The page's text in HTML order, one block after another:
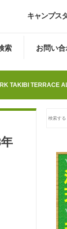
キャンプス
索 お問い
TAKIBI TERRACE